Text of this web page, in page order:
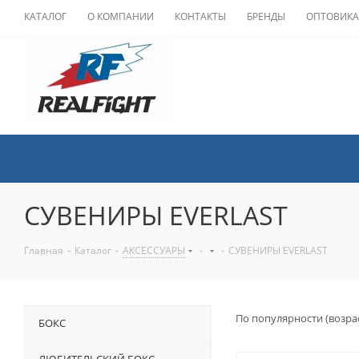
КАТАЛОГ О КОМПАНИИ КОНТАКТЫ БРЕНДЫ
СУВЕНИРЫ EVERLAST
Главная - Каталог - АКСЕССУАРЫ - - СУВЕНИРЫ EVERLAST
По популярности
БОКС